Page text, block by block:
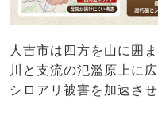
人吉市は四方を山に囲
川と支流の氾濫原上に
シロアリ被害を加速さ